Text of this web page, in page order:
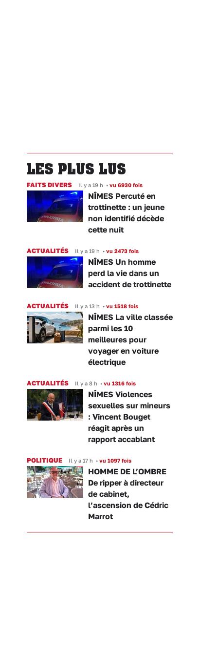
LES PLUS LUS
FAITS DIVERS Il y a 19 h • vu 6930 fois
NÎMES Percuté en
trottinette : un jeune
non identifié décède
cette nuit
ACTUALITÉS Il y a 19 h • vu 2473 fois
NÎMES Un homme
perd la vie dans un
accident de trottinette
ACTUALITÉS Il y a 13 h • vu 1518 fois
NÎMES La ville classée
parmi les 10
meilleures pour
voyager en voiture
électrique
ACTUALITÉS Il y a 8 h • vu 1316 fois
NÎMES Violences
sexuelles sur mineurs
: Vincent Bouget
réagit après un
rapport accablant
POLITIQUE Il y a 17 h • vu 1097 fois
HOMME DE L’OMBRE
De ripper à directeur
de cabinet,
l’ascension de Cédric
Marrot